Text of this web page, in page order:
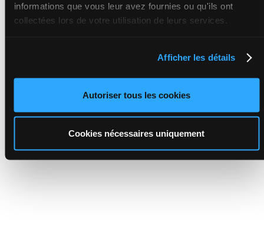
informations que vous leur avez fournies ou qu'ils ont
collectées lors de votre utilisation de leurs services.
Afficher les détails
Autoriser tous les cookies
Cookies nécessaires uniquement